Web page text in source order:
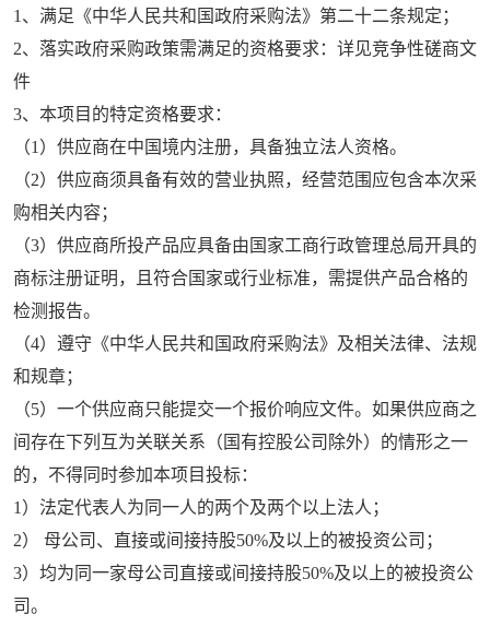
1 、满足《中华人民共和国政府采购法》第二十二条规定；
2、落实政府采购政策需满足的资格要求：详见竞争性磋商文
件
3、本项目的特定资格要求：
（1 ）供应商在中国境内注册，具备独立法人资格。
（2）供应商须具备有效的营业执照，经营范围应包含本次采
购相关内容；
（3）供应商所投产品应具备由国家工商行政管理总局开具的
商标注册证明，且符合国家或行业标准，需提供产品合格的
检测报告。
（4）遵守《中华人民共和国政府采购法》及相关法律、法规
和规章；
（5）一个供应商只能提交一个报价响应文件。如果供应商之
间存在下列互为关联关系（国有控股公司除外）的情形之一
的，不得同时参加本项目投标：
1 ）法定代表人为同一人的两个及两个以上法人；
2） 母公司、直接或间接持股50%及以上的被投资公司；
3）均为同一家母公司直接或间接持股50%及以上的被投资公
司。